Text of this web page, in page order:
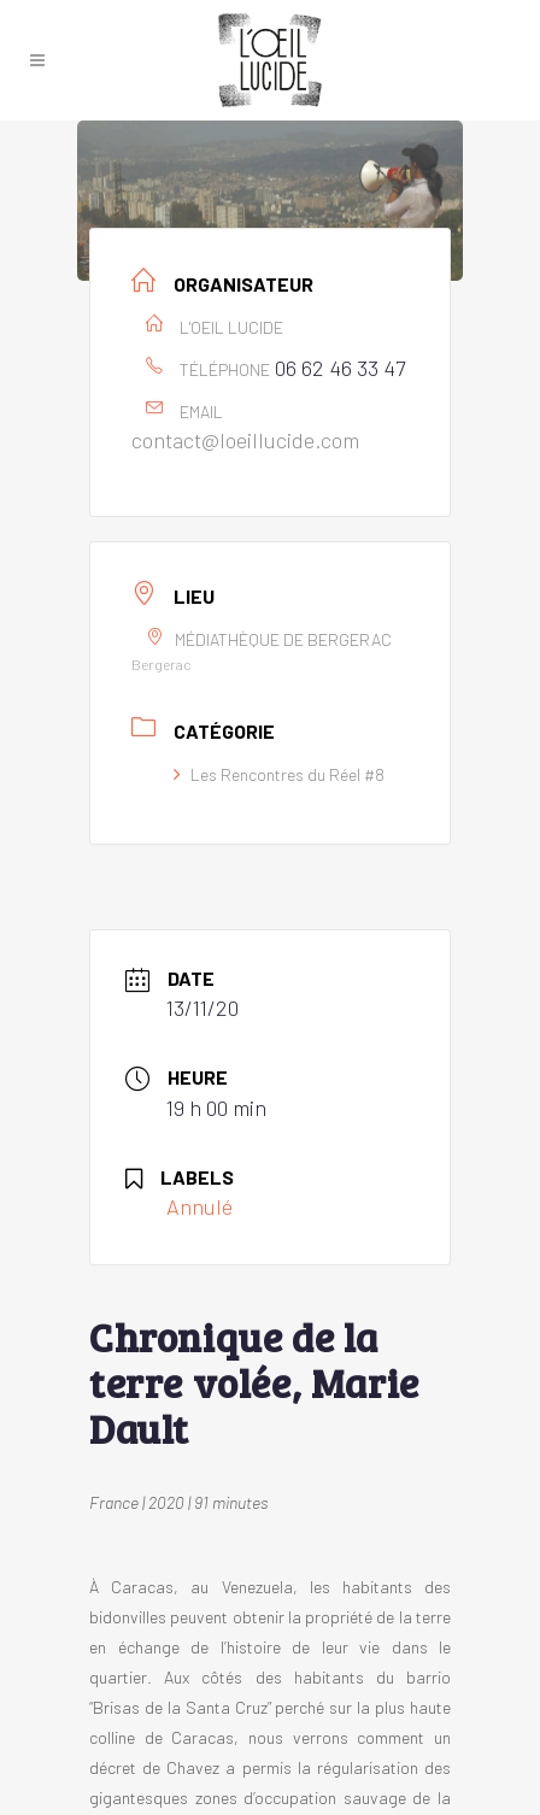
ORGANISATEUR
L'OEIL LUCIDE
TÉLÉPHONE 06 62 46 33 47
EMAIL
contact@loeillucide.com
LIEU
MÉDIATHÈQUE DE BERGERAC
Bergerac
CATÉGORIE
Les Rencontres du Réel #8
DATE
13/11/20
HEURE
19 h 00 min
LABELS
Annulé
Chronique de la
terre volée, Marie
Dault
France | 2020 | 91 minutes
À Caracas, au Venezuela, les habitants des
bidonvilles peuvent obtenir la propriété de la terre
en échange de l’histoire de leur vie dans le
quartier. Aux côtés des habitants du barrio
“Brisas de la Santa Cruz” perché sur la plus haute
colline de Caracas, nous verrons comment un
décret de Chavez a permis la régularisation des
gigantesques zones d’occupation sauvage de la